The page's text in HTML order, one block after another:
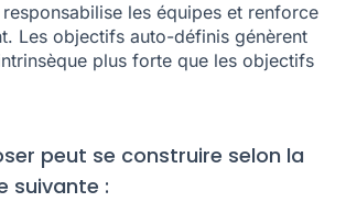
les équipes et renforce
Les objectifs auto-définis génèrent
plus forte que les objectifs
peut se construire selon la
suivante :